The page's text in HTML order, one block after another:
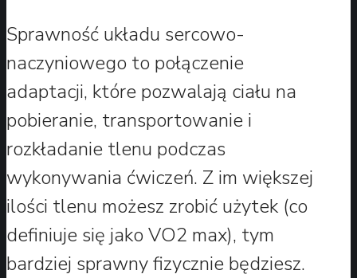
Sprawność układu sercowo-
naczyniowego to połączenie
adaptacji, które pozwalają ciału na
pobieranie, transportowanie i
rozkładanie tlenu podczas
wykonywania ćwiczeń. Z im większej
ilości tlenu możesz zrobić użytek (co
definiuje się jako VO2 max), tym
bardziej sprawny fizycznie będziesz.